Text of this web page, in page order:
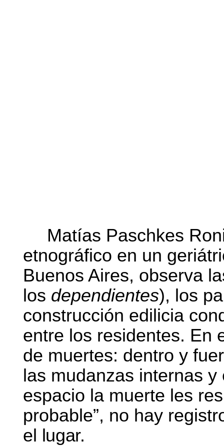
Matías Paschkes
etnográfico en un
Buenos Aires, observa
los dependientes), los
construcción edilicia
entre los residentes. En
de muertes: dentro y
las mudanzas internas
espacio la muerte les
probable”, no hay
el lugar.